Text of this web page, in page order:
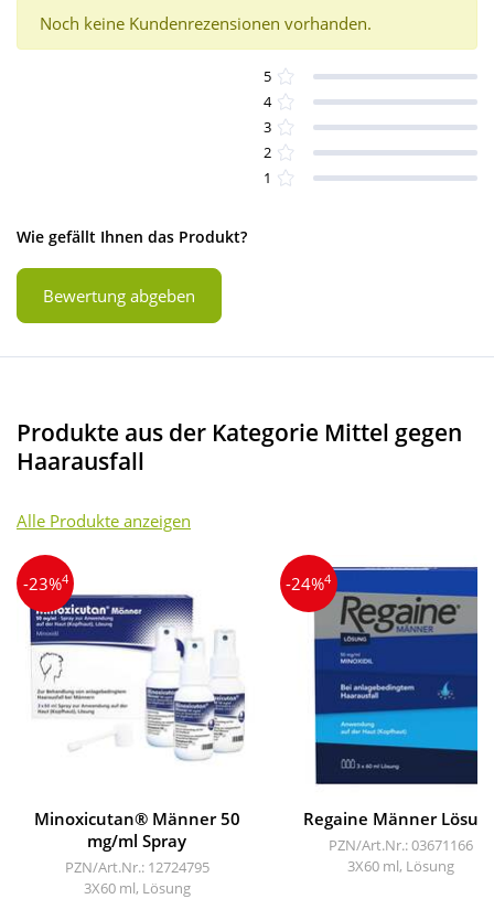
Noch keine Kundenrezensionen vorhanden.
5
4
3
2
1
Wie gefällt Ihnen das Produkt?
Bewertung abgeben
Produkte aus der Kategorie Mittel gegen
Haarausfall
Alle Produkte anzeigen
-23%4
Minoxicutan® Männer 50
mg/ml Spray
PZN/Art.Nr.: 12724795
3X60 ml, Lösung
-24%4
Regaine Männer
PZN/Art.Nr.: 03671166
3X60 ml, Lösung